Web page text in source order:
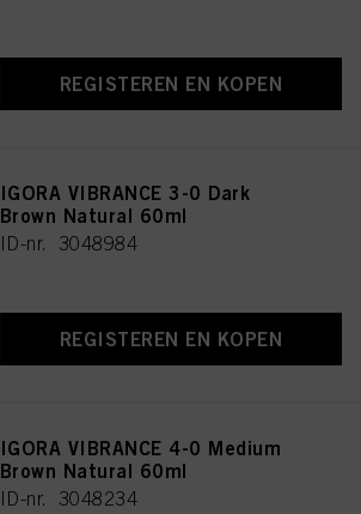
REGISTEREN EN KOPEN
IGORA VIBRANCE 3-0 Dark
Brown Natural 60ml
ID-nr. 3048984
REGISTEREN EN KOPEN
IGORA VIBRANCE 4-0 Medium
Brown Natural 60ml
ID-nr. 3048234